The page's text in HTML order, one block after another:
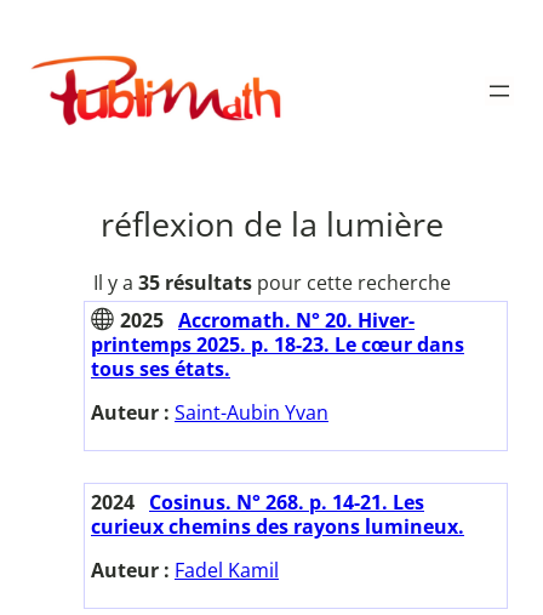
contenu
Publimath
réflexion de la lumière
Il y a 35 résultatspour cette recherche
2025 Accromath. N° 20. Hiver-
printemps 2025. p. 18-23. Le cœur dans
tous ses états.
Auteur : Saint-Aubin Yvan
2024 Cosinus. N° 268. p. 14-21. Les
curieux chemins des rayons lumineux.
Auteur : Fadel Kamil